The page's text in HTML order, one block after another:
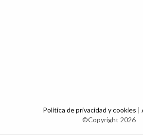
Política de privacidad y cookies |
©Copyright 2026